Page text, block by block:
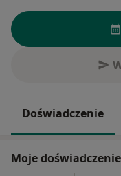
Doświadczenie
Moje doświadczenie